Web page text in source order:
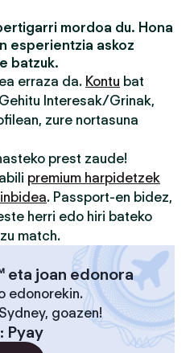
mordoa du. Hona
esperientzia askoz
batzuk.
erraza da. Kontu bat
Interesak/Grinak,
zure nortasuna
prest zaude!
premium harpidetzek
. Passport-en bidez,
herri edo hiri bateko
match.
eta joan edonora
edonorekin.
goazen!
: Pyay